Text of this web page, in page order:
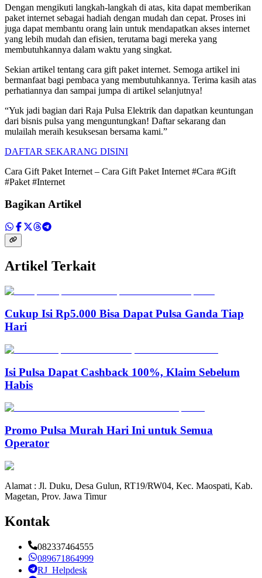
Dengan mengikuti langkah-langkah di atas, kita dapat memberikan
paket internet sebagai hadiah dengan mudah dan cepat. Proses ini
juga dapat membantu orang lain untuk mendapatkan akses internet
yang lebih mudah dan efisien, terutama bagi mereka yang
membutuhkannya dalam waktu yang singkat.
Sekian artikel tentang cara gift paket internet. Semoga artikel ini
bermanfaat bagi pembaca yang membutuhkannya. Terima kasih atas
perhatiannya dan sampai jumpa di artikel selanjutnya!
“Yuk jadi bagian dari Raja Pulsa Elektrik dan dapatkan keuntungan
dari bisnis pulsa yang menguntungkan! Daftar sekarang dan
mulailah meraih kesuksesan bersama kami.”
DAFTAR SEKARANG DISINI
Cara Gift Paket Internet – Cara Gift Paket Internet #Cara #Gift
#Paket #Internet
Bagikan Artikel
Artikel Terkait
Cukup Isi Rp5.000 Bisa Dapat Pulsa Ganda Tiap
Hari
Isi Pulsa Dapat Cashback 100%, Klaim Sebelum
Habis
Promo Pulsa Murah Hari Ini untuk Semua
Operator
Alamat : Jl. Duku, Desa Gulun, RT19/RW04, Kec. Maospati, Kab.
Magetan, Prov. Jawa Timur
Kontak
082337464555
089671864999
RJ_Helpdesk